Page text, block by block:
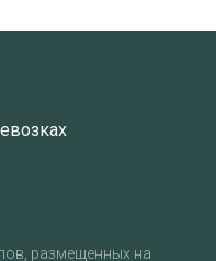
размещенных на